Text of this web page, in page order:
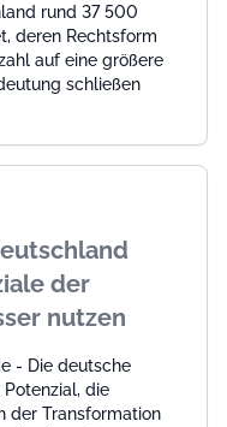
rund 37 500
deren Rechtsform
auf eine größere
schließen
der
nutzen
- Die deutsche
die
der Transformation